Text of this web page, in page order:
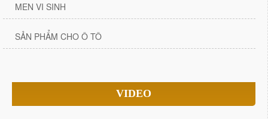
MEN VI SINH
SẢN PHẨM CHO Ô TÔ
VIDEO